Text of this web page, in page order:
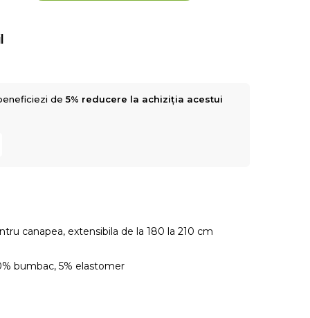
de5% reducere la achiziția acestui
canapea, extensibila de la 180 la 210 cm
bumbac, 5% elastomer